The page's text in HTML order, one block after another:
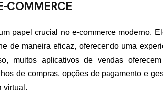
COMMERCE
papel crucial no e-commerce moderno.
de maneira eficaz, oferecendo uma
muitos aplicativos de vendas oferecem
de compras, opções de pagamento e
virtual.